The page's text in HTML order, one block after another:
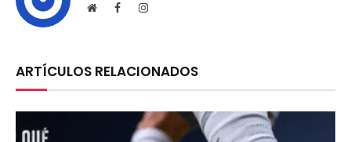
WebsiteFacebookInstagram
ARTÍCULOS RELACIONADOS